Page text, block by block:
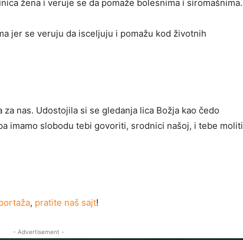
žena i veruje se da pomaže bolesnima i siromašnima.
jer se veruju da isceljuju i pomažu kod životnih
nas. Udostojila si se gledanja lica Božja kao čedo
imamo slobodu tebi govoriti, srodnici našoj, i tebe moliti
, pratite naš sajt!
- Advertisement -